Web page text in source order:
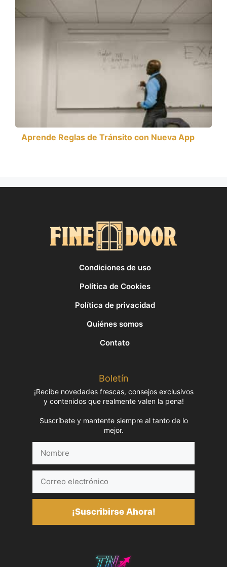
Aprende Reglas de Tránsito con Nueva App
Condiciones de uso
Política de Cookies
Política de privacidad
Quiénes somos
Contato
Boletín
¡Recibe novedades frescas, consejos exclusivos
y contenidos que realmente valen la pena!
Suscríbete y mantente siempre al tanto de lo
mejor.
electrónico
¡Suscribirse Ahora!